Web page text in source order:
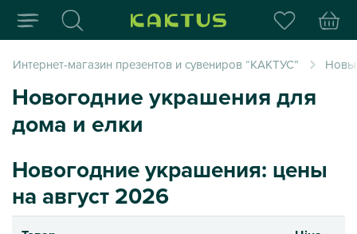
Интернет-магазин
Интернет-магазин презентов и сувениров “КАКТУС”
Новогодние украшения для
дома и елки
Новогодние украшения: цены
на август 2026